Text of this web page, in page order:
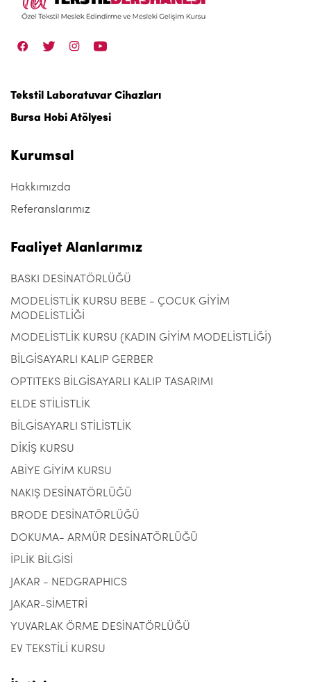
Tekstil Laboratuvar Cihazları
Bursa Hobi Atölyesi
Kurumsal
Hakkımızda
Referanslarımız
Faaliyet Alanlarımız
BASKI DESİNATÖRLÜĞÜ
MODELİSTLİK KURSU BEBE - ÇOCUK GİYİM
MODELİSTLİĞİ
MODELİSTLİK KURSU (KADIN GİYİM MODELİSTLİĞİ)
BİLGİSAYARLI KALIP GERBER
OPTITEKS BİLGİSAYARLI KALIP TASARIMI
ELDE STİLİSTLİK
BİLGİSAYARLI STİLİSTLİK
DİKİŞ KURSU
ABİYE GİYİM KURSU
NAKIŞ DESİNATÖRLÜĞÜ
BRODE DESİNATÖRLÜĞÜ
DOKUMA- ARMÜR DESİNATÖRLÜĞÜ
İPLİK BİLGİSİ
JAKAR - NEDGRAPHICS
JAKAR-SİMETRİ
YUVARLAK ÖRME DESİNATÖRLÜĞÜ
EV TEKSTİLİ KURSU